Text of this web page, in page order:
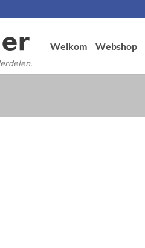
Welkom Webshop